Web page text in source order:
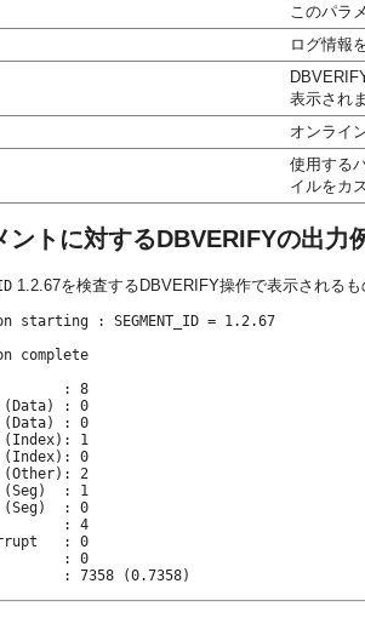
このパラ
ログ情報
表示され
オンライ
使用する
イルをカ
ントに対するDBVERIFYの出力
1.2.67を検査するDBVERIFY操作で表示されるも
starting : SEGMENT_ID = 1.2.67
complete
: 8
(Data) : 0
(Data) : 0
(Index): 1
0
(Other): 2
(Seg)  : 1
(Seg)  : 0
: 4
: 0
: 0
: 7358 (0.7358)